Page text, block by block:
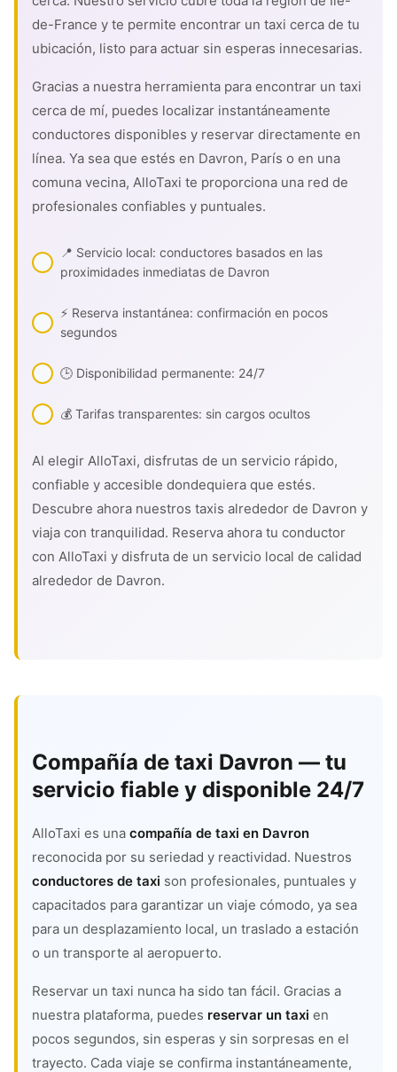
de-France y te permite encontrar un taxi cerca de tu
ubicación, listo para actuar sin esperas innecesarias.
Gracias a nuestra herramienta para encontrar un taxi
cerca de mí, puedes localizar instantáneamente
conductores disponibles y reservar directamente en
línea. Ya sea que estés en Davron, París o en una
comuna vecina, AlloTaxi te proporciona una red de
profesionales confiables y puntuales.
📍 Servicio local: conductores basados en las
proximidades inmediatas de Davron
⚡ Reserva instantánea: confirmación en pocos
segundos
🕒 Disponibilidad permanente: 24/7
💰 Tarifas transparentes: sin cargos ocultos
Al elegir AlloTaxi, disfrutas de un servicio rápido,
confiable y accesible dondequiera que estés.
Descubre ahora nuestros taxis alrededor de Davron y
viaja con tranquilidad. Reserva ahora tu conductor
con AlloTaxi y disfruta de un servicio local de calidad
alrededor de Davron.
Compañía de taxi Davron — tu
servicio fiable y disponible 24/7
AlloTaxi es una compañía de taxi en Davron
reconocida por su seriedad y reactividad. Nuestros
conductores de taxi son profesionales, puntuales y
capacitados para garantizar un viaje cómodo, ya sea
para un desplazamiento local, un traslado a estación
o un transporte al aeropuerto.
Reservar un taxi nunca ha sido tan fácil. Gracias a
nuestra plataforma, puedes reservar un taxi en
pocos segundos, sin esperas y sin sorpresas en el
trayecto. Cada viaje se confirma instantáneamente,